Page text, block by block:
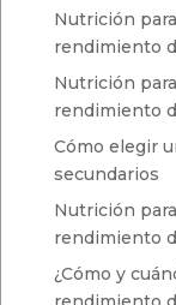
Nutrición
rendimiento
Nutrición
rendimiento
Cómo elegir
secundarios
Nutrición
rendimiento
¿Cómo y